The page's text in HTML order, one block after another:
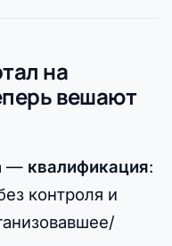
на
вешают
— квалификация:
контроля и